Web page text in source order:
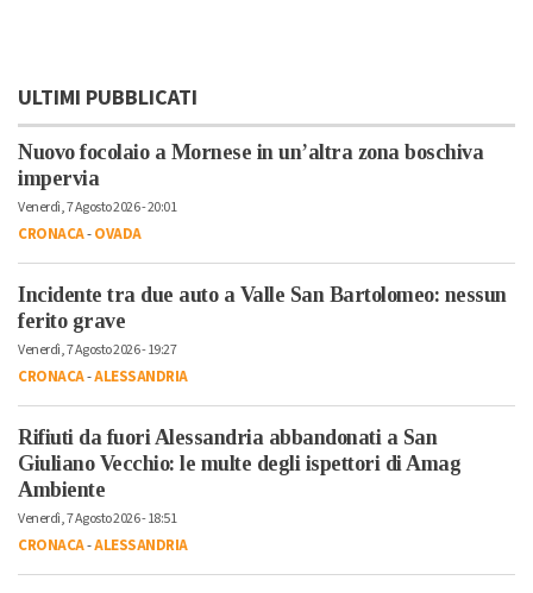
ULTIMI PUBBLICATI
Nuovo focolaio a Mornese in un’altra zona boschiva
impervia
Venerdì, 7 Agosto 2026 - 20:01
CRONACA-OVADA
Incidente tra due auto a Valle San Bartolomeo: nessun
ferito grave
Venerdì, 7 Agosto 2026 - 19:27
CRONACA-ALESSANDRIA
Rifiuti da fuori Alessandria abbandonati a San
Giuliano Vecchio: le multe degli ispettori di Amag
Ambiente
Venerdì, 7 Agosto 2026 - 18:51
CRONACA-ALESSANDRIA